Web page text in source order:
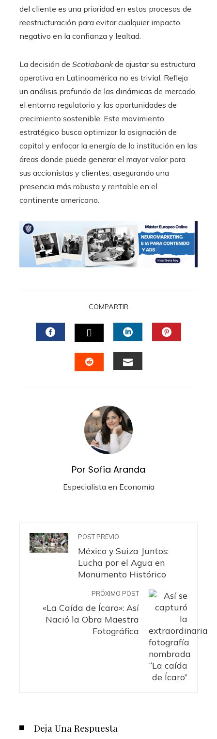
del cliente es una prioridad en estos procesos de
reestructuración para evitar cualquier impacto
negativo en la confianza y lealtad.
La decisión de Scotiabankde ajustar su estructura
operativa en Latinoamérica no es trivial. Refleja
un análisis profundo de las dinámicas de mercado,
el entorno regulatorio y las oportunidades de
crecimiento sostenible. Este movimiento
estratégico busca optimizar la asignación de
capital y enfocar la energía de la institución en las
áreas donde puede generar el mayor valor para
sus accionistas y clientes, asegurando una
presencia más robusta y rentable en el
continente americano.
COMPARTIR
FACEBOOKTWITTERLINKEDIN
Por Sofía Aranda
Especialista en Economía
POST PREVIO
México y Suiza Juntos:
Lucha por el Agua en
Monumento Histórico
PRÓXIMO POST
«La Caída de Ícaro»: Así
Nació la Obra Maestra
Fotográfica
Deja Una Respuesta